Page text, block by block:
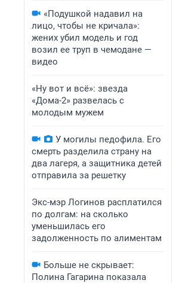
«Подушкой надавил на
лицо, чтобы не кричала»:
жених убил модель и год
возил ее труп в чемодане —
видео
«Ну вот и всё»: звезда
«Дома-2» развелась с
молодым мужем
У могилы педофила. Его
смерть разделила страну на
два лагеря, а защитника детей
отправила за решетку
Экс-мэр Логинов расплатился
по долгам: на сколько
уменьшилась его
задолженность по алиментам
Больше не скрывает:
Полина Гагарина показала